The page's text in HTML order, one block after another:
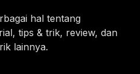
hal tentang
tips & trik, review, dan
lainnya.